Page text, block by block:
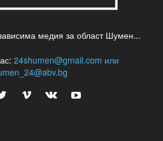
медия за област Шумен...
24shumen@gmail.com или